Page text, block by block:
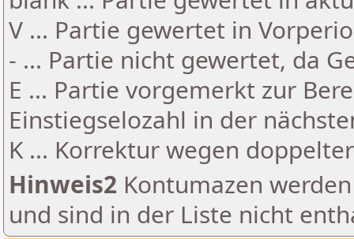
V ... Partie gewertet in
- ... Partie nicht gewertet, da
E ... Partie vorgemerkt zur
Einstiegselozahl in der
K ... Korrektur wegen
Hinweis2 Kontumazen
und sind in der Liste nicht